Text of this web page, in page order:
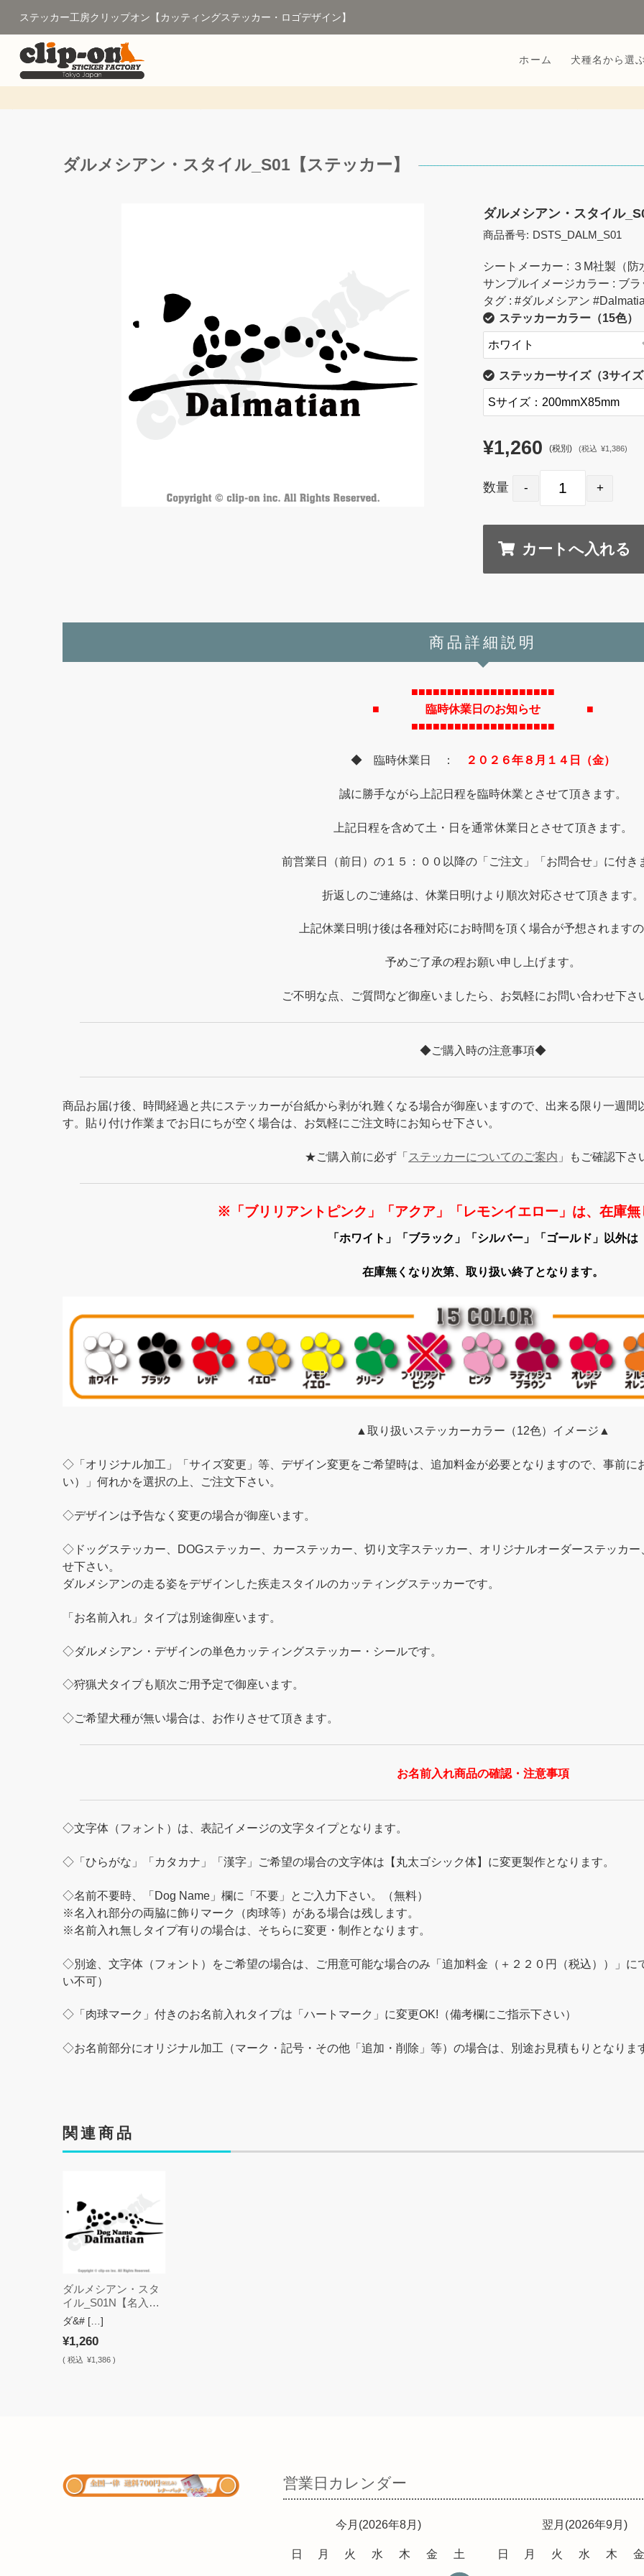
ホーム 犬種名から選
ステッカー工房クリップオン【カッティングステッカー・ロゴデザイン】
ダルメシアン・スタイル_S01【ステッカー】
ダルメシアン・スタイル
商品番号: DSTS_DALM_S01
シートメーカー : ３M社製（
サンプルイメージカラー : ブラ
タグ : #ダルメシアン
ステッカーカラー（15色）
ステッカーサイズ（3サイ
¥1,260 (税別) (税込 ¥1,386)
数量
商品詳細説明
■■■■■■■■■■■■■■■■■■■■
■ 臨時休業日のお知らせ ■
■■■■■■■■■■■■■■■■■■■■
◆ 臨時休業日 ： ２０２６年８月１４日（金）
誠に勝手ながら上記日程を臨時休業とさせて頂きます。
上記日程を含めて土・日を通常休業日とさせて頂きます。
前営業日（前日）の１５：００以降の「ご注文」「お問合せ」に付き
折返しのご連絡は、休業日明けより順次対応させて頂きます。
上記休業日明け後は各種対応にお時間を頂く場合が予想されます
予めご了承の程お願い申し上げます。
ご不明な点、ご質問など御座いましたら、お気軽にお問い合わせ下さ
◆ご購入時の注意事項◆
商品お届け後、時間経過と共にステッカーが台紙から剥がれ難くなる場合が御座いますので、出来る限り一週
す。貼り付け作業までお日にちが空く場合は、お気軽にご注文時にお知らせ下さい。
★ご購入前に必ず「 ステッカーについてのご案内 」もご確認下
※「ブリリアントピンク」「アクア」「レモンイエロー」は、在庫
「ホワイト」「ブラック」「シルバー」「ゴールド」以外は
在庫無くなり次第、取り扱い終了となります。
▲取り扱いステッカーカラー（12色）イメージ▲
◇「オリジナル加工」「サイズ変更」等、デザイン変更をご希望時は、追加料金が必要となりますので、事前に
い）」何れかを選択の上、ご注文下さい。
◇デザインは予告なく変更の場合が御座います。
◇ドッグステッカー、DOGステッカー、カーステッカー、切り文字ステッカー、オリジナルオーダーステッカ
せ下さい。
ダルメシアンの走る姿をデザインした疾走スタイルのカッティングステッカーです。
「お名前入れ」タイプは別途御座います。
◇ダルメシアン・デザインの単色カッティングステッカー・シールです。
◇狩猟犬タイプも順次ご用予定で御座います。
◇ご希望犬種が無い場合は、お作りさせて頂きます。
お名前入れ商品の確認・注意事項
◇文字体（フォント）は、表記イメージの文字タイプとなります。
◇「ひらがな」「カタカナ」「漢字」ご希望の場合の文字体は【丸太ゴシック体】に変更製作となります。
◇名前不要時、「Dog Name」欄に「不要」とご入力下さい。（無料）
※名入れ部分の両脇に飾りマーク（肉球等）がある場合は残します。
※名前入れ無しタイプ有りの場合は、そちらに変更・制作となります。
◇別途、文字体（フォント）をご希望の場合は、ご用意可能な場合のみ「追加料金（＋２２０円（税込））」
い不可）
◇「肉球マーク」付きのお名前入れタイプは「ハートマーク」に変更OK!（備考欄にご指示下さい）
◇お名前部分にオリジナル加工（マーク・記号・その他「追加・削除」等）の場合は、別途お見積もりとなりま
関連商品
ダルメシアン・スタ
イル_S01N【名入
れ・ステッカー】
ダ&# […]
¥1,260
( 税込 ¥1,386 )
営業日カレンダー
今月(2026年8月)
日 月 火 水 木 金 土
翌月(2026年9月)
日 月 火 水 木 金